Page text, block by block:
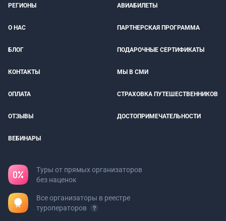
РЕГИОНЫ АВИАБИЛЕТЫ
О НАС ПАРТНЕРСКАЯ ПРОГРАММА
БЛОГ ПОДАРОЧНЫЕ СЕРТИФИКАТЫ
КОНТАКТЫ МЫ В СМИ
ОПЛАТА СТРАХОВКА ПУТЕШЕСТВЕННИКОВ
ОТЗЫВЫ ДОСТОПРИМЕЧАТЕЛЬНОСТИ
ВЕБИНАРЫ
Туры от прямых организаторов
без наценок
Все организаторы в реестре
туроператоров